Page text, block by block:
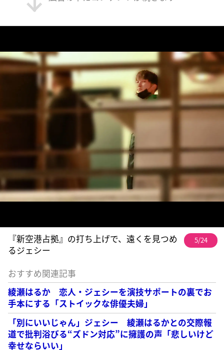
『新空港占拠』の打ち上げで、遠くを見つめ
るジェシー
5/24
おすすめ関連記事
綾瀬はるか 恋人・ジェシーを演技サポートの裏でお
手本にする「ストイックな俳優夫婦」
「別にいいじゃん」ジェシー 綾瀬はるかとの交際報
道で批判浴びる“ズドン対応”に擁護の声「悲しいけど
幸せならいい」